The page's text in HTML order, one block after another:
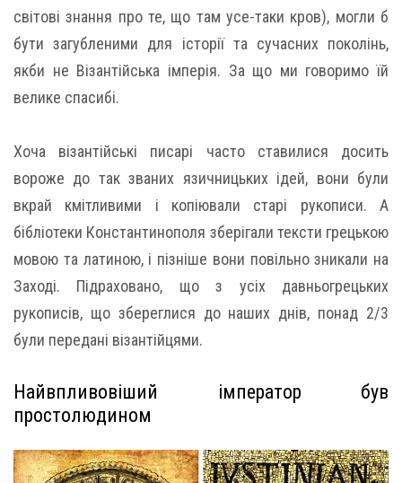
світові знання про те, що там усе-таки кров), могли б
бути загубленими для історії та сучасних поколінь,
якби не Візантійська імперія. За що ми говоримо їй
велике спасибі.
Хоча візантійські писарі часто ставилися досить
вороже до так званих язичницьких ідей, вони були
вкрай кмітливими і копіювали старі рукописи. А
бібліотеки Константинополя зберігали тексти грецькою
мовою та латиною, і пізніше вони повільно зникали на
Заході. Підраховано, що з усіх давньогрецьких
рукописів, що збереглися до наших днів, понад 2/3
були передані візантійцями.
Найвпливовіший імператор був
простолюдином